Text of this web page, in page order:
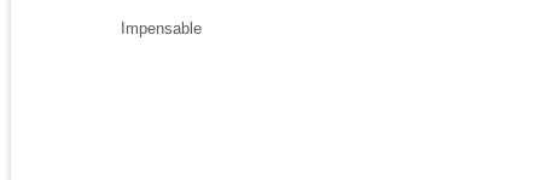
Impensable